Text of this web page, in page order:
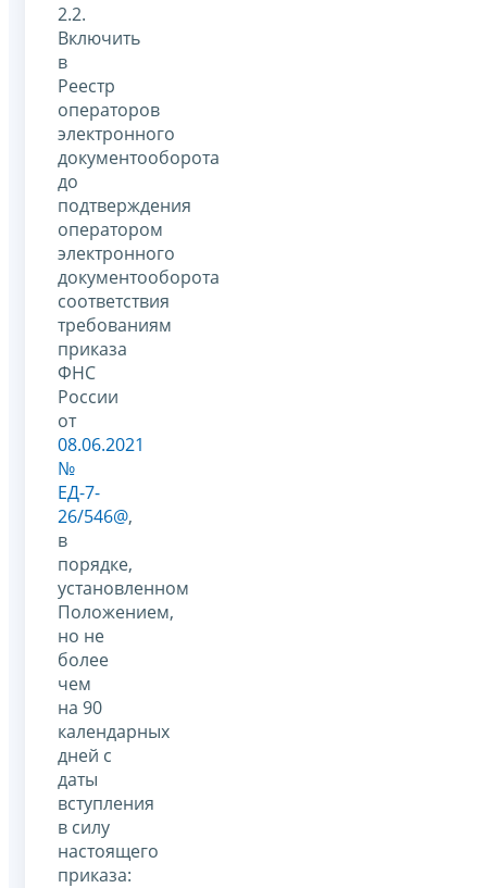
2.2.
Включить
в
Реестр
операторов
электронного
документооборота
до
подтверждения
оператором
электронного
документооборота
соответствия
требованиям
приказа
ФНС
России
от
08.06.2021
№
ЕД-7-
26/546@,
в
порядке,
установленном
Положением,
но не
более
чем
на 90
календарных
дней с
даты
вступления
в силу
настоящего
приказа: